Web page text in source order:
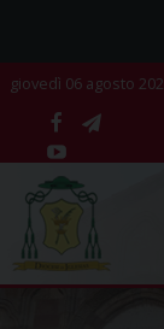
content
giovedì 06 agosto
facebook
YouTube